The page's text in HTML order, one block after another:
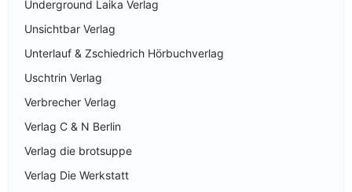
Underground Laika Verlag
Unsichtbar Verlag
Unterlauf & Zschiedrich Hörbuchverlag
Uschtrin Verlag
Verbrecher Verlag
Verlag C & N Berlin
Verlag die brotsuppe
Verlag Die Werkstatt